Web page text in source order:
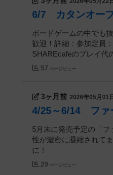
6/7 カタンオー
ボードゲームの中でも
歓迎！詳細：参加定員
SHAREcafeのプレイ代
57 ページビュー
3ヶ月前 2026年05月01
4/25～6/14 ファ
5月末に発売予定の「
性が濃密に凝縮されて
に！
29 ページビュー